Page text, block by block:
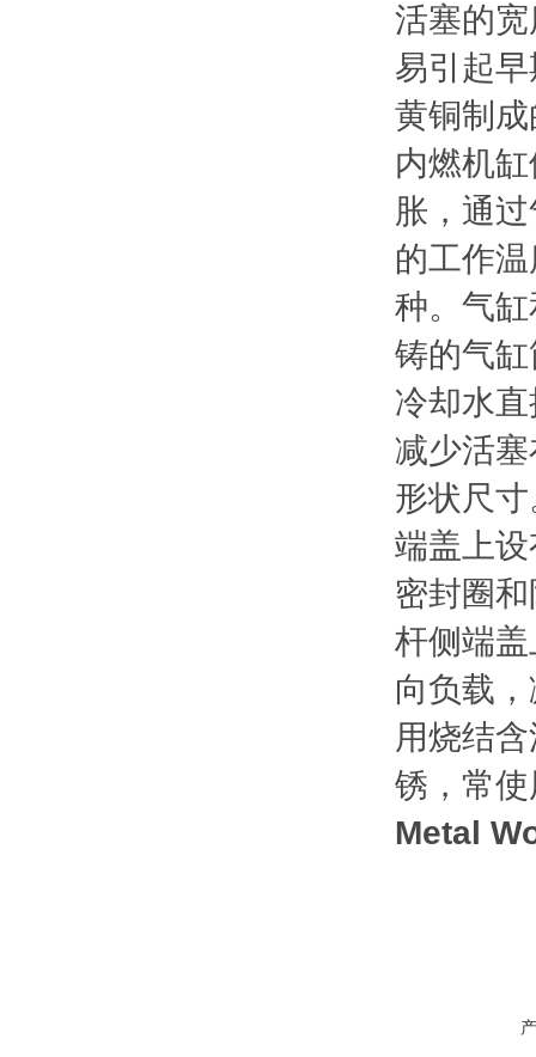
活塞的
易引起
黄铜制
内燃机
胀，通
的工作
种。气
铸的气
冷却水
减少活
形状尺
端盖上
密封圈
杆侧端
向负载
用烧结
锈，常
Metal